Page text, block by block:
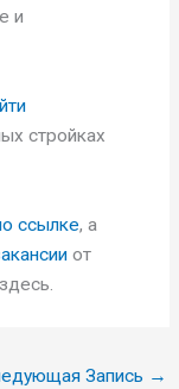
и
стройках
ссылке, а
от
здесь.
Запись →